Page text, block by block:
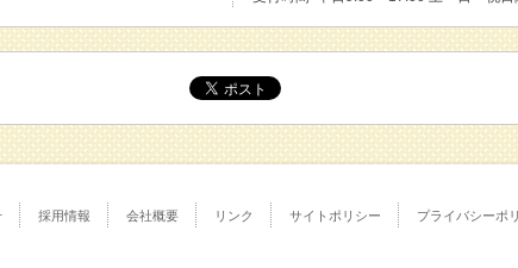
採用情報 会社概要 リンク サイトポリシー プライバシーポ